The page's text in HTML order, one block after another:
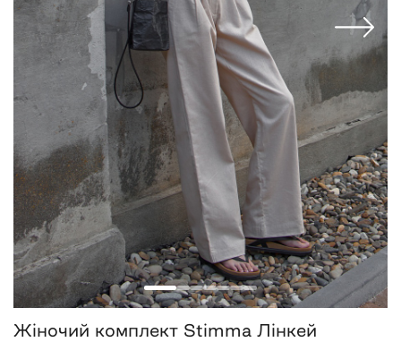
Жіночий комплект Stimma Лінкей